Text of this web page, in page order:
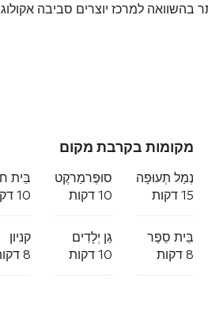
בהשוואה למרכז יוצרים סביבה
מקומות בקרבת מקום
נְמַל תְעוּפָה
15 דקות
סוּפֶּרמַרקֶט
10 דקות
בֵּית
10 דקות
בֵּית סֵפֶר
8 דקות
גַן יְלָדִים
10 דקות
קניון
8 דקות